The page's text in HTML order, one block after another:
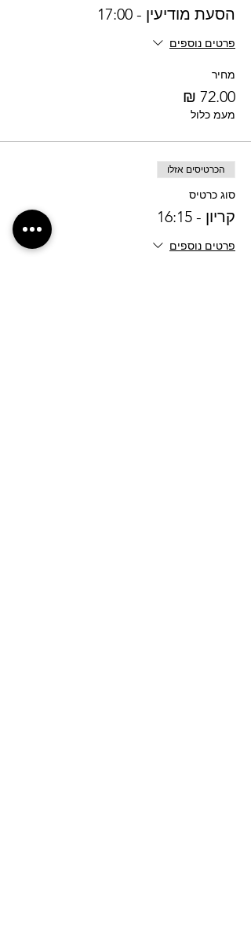
הסעת מודיעין - 17:00
פרטים נוספים
מחיר
מעמ כלול
הכרטיסים אזלו
סוג כרטיס
קריון - 16:15
פרטים נוספים